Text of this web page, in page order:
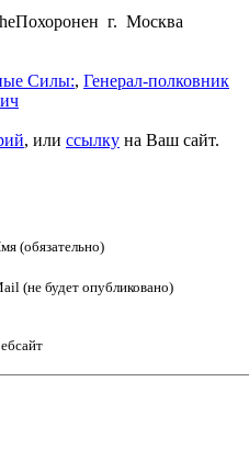
Похоронен г. Москва
Силы:, Генерал-полковник
, или ссылку на Ваш сайт.
(обязательно)
(не будет опубликовано)